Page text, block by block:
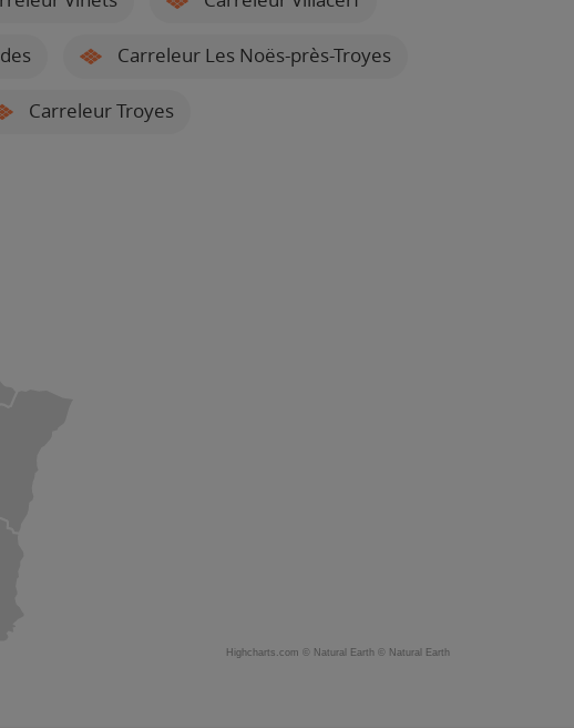
Carreleur Les Noës-près-Troyes
Carreleur Troyes
Highcharts.com © Natural Earth © Natural Earth